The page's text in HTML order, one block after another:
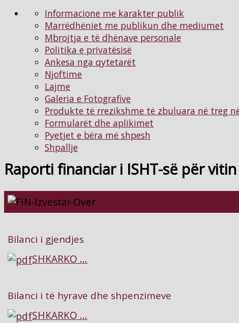
Informacione me karakter publik
Marrëdhëniet me publikun dhe mediumet
Mbrojtja e të dhënave personale
Politika e privatësisë
Ankesa nga qytetarët
Njoftimе
Lajme
Galeria e Fotografive
Produkte të rrezikshme të zbuluara në treg
Formularët dhe aplikimet
Pyetjet e bëra më shpesh
Shpallje
Raporti financiar i ISHT-së për
Bilanci i gjendjes
SHKARKO ...
Bilanci i të hyrave dhe shpenzimeve
SHKARKO ...